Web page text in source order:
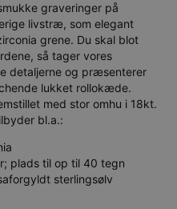
graveringer på
livstræ, som elegant
grene. Du skal blot
så tager vores
detaljerne og præsenterer
lukket rollokæde.
med stor omhu i 18kt.
bl.a.:
plads til op til 40 tegn
sterlingsølv